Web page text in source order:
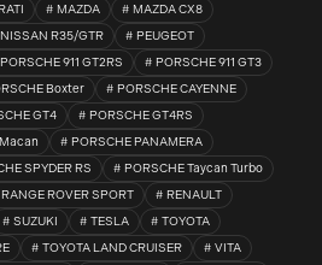
MAZDA
MAZDA CX8
NISSAN R35/GTR
PEUGEOT
PORSCHE 911 GT2RS
PORSCHE 911 GT3
Boxter
PORSCHE CAYENNE
GT4
PORSCHE GT4RS
PORSCHE PANAMERA
SPYDER RS
PORSCHE Taycan Turbo
RANGE ROVER SPORT
RENAULT
SUZUKI TESLA
TOYOTA
TOYOTA LAND CRUISER
VITA